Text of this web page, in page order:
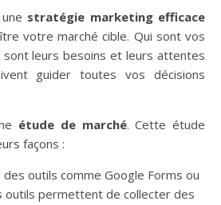
stratégie marketing efficace
votre marché cible. Qui sont vos
sont leurs besoins et leurs attentes
guider toutes vos décisions
étude de marché. Cette étude
façons :
des outils comme Google Forms ou
outils permettent de collecter des